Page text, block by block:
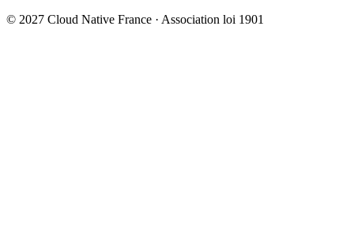
© 2027 Cloud Native France · Association loi 1901